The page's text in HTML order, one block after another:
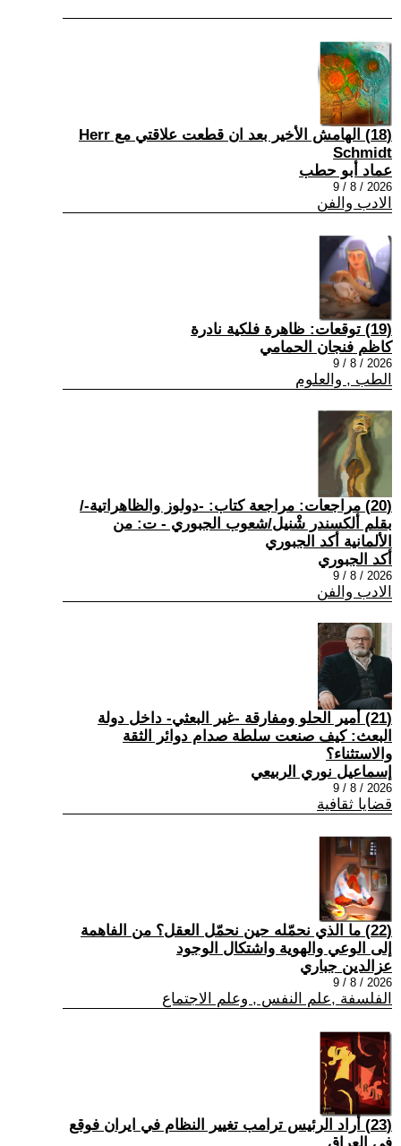
(18) الهامش الأخير بعد ان قطعت علاقتي مع Herr
Schmidt
عماد أبو حطب
2026 / 8 / 9
الادب والفن
(19) توقعات: ظاهرة فلكية نادرة
كاظم فنجان الحمامي
2026 / 8 / 9
الطب , والعلوم
(20) مراجعات: مراجعة كتاب: -دولوز والظاهراتية-/
بقلم ألكسندر شْنيل/شعوب الجبوري - ت: من
الألمانية أكد الجبوري
أكد الجبوري
2026 / 8 / 9
الادب والفن
(21) أمير الحلو ومفارقة -غير البعثي- داخل دولة
البعث: كيف صنعت سلطة صدام دوائر الثقة
والاستثناء؟
إسماعيل نوري الربيعي
2026 / 8 / 9
قضايا ثقافية
(22) ما الذي نحمّله حين نحمّل العقل؟ من الفاهمة
إلى الوعي والهوية واشتكال الوجود
عزالدين جباري
2026 / 8 / 9
الفلسفة ,علم النفس , وعلم الاجتماع
(23) أراد الرئيس ترامب تغيير النظام في ايران فوقع